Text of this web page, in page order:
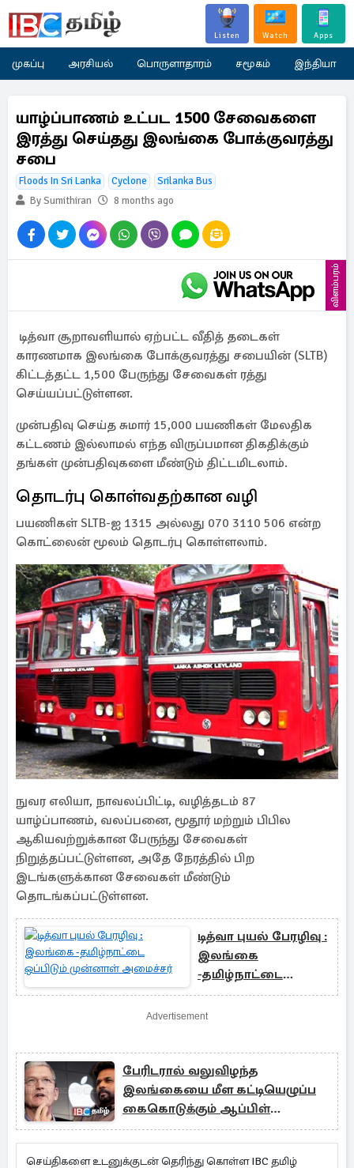
Listen Watch Apps
முகப்பு அரசியல் பொருளாதாரம் சமூகம் இந்தியா
யாழ்ப்பாணம் உட்பட 1500 சேவைகளை
இரத்து செய்தது இலங்கை போக்குவரத்து
சபை
Floods In Sri Lanka Cyclone
Srilanka Bus
By Sumithiran
8 months ago
விளம்பரம்
டித்வா சூறாவளியால் ஏற்பட்ட வீதித் தடைகள்
காரணமாக இலங்கை போக்குவரத்து சபையின் (SLTB)
கிட்டத்தட்ட 1,500 பேருந்து சேவைகள் ரத்து
செய்யப்பட்டுள்ளன.
முன்பதிவு செய்த சுமார் 15,000 பயணிகள் மேலதிக
கட்டணம் இல்லாமல் எந்த விருப்பமான திகதிக்கும்
தங்கள் முன்பதிவுகளை மீண்டும் திட்டமிடலாம்.
தொடர்பு கொள்வதற்கான வழி
பயணிகள் SLTB-ஐ 1315 அல்லது 070 3110 506 என்ற
கொட்லைன் மூலம் தொடர்பு கொள்ளலாம்.
நுவர எலியா, நாவலப்பிட்டி, வழித்தடம் 87
யாழ்ப்பாணம், வலப்பனை, மூதூர் மற்றும் பிபில
ஆகியவற்றுக்கான பேருந்து சேவைகள்
நிறுத்தப்பட்டுள்ளன, அதே நேரத்தில் பிற
இடங்களுக்கான சேவைகள் மீண்டும்
தொடங்கப்பட்டுள்ளன.
டித்வா புயல் பேரழிவு :
இலங்கை
-தமிழ்நாட்டை
ஒப்பிடும் முன்னாள்
அமைச்சர்
Advertisement
பேரிடரால் வலுவிழந்த
இலங்கையை மீள கட்டியெழுப்ப
கைகொடுக்கும் ஆப்பிள்
நிறுவனம்!
செய்திகளை உடனுக்குடன் தெரிந்து கொள்ள IBC தமிழ்